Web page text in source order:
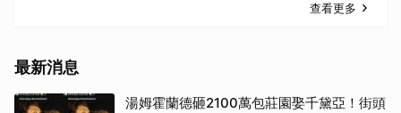
查看更多
最新消息
湯姆霍蘭德砸2100萬包莊園娶千黛亞！街頭